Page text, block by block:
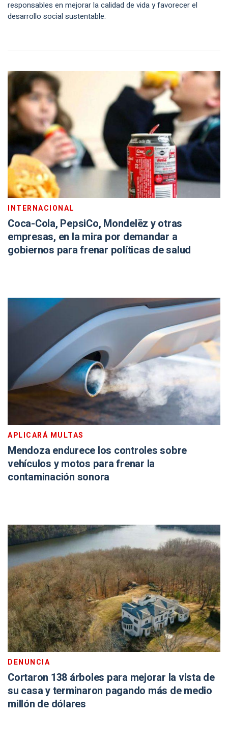
responsables en mejorar la calidad de vida y favorecer el
desarrollo social sustentable.
INTERNACIONAL
Coca-Cola, PepsiCo, Mondelēz y otras
empresas, en la mira por demandar a
gobiernos para frenar políticas de salud
APLICARÁ MULTAS
Mendoza endurece los controles sobre
vehículos y motos para frenar la
contaminación sonora
DENUNCIA
Cortaron 138 árboles para mejorar la vista de
su casa y terminaron pagando más de medio
millón de dólares